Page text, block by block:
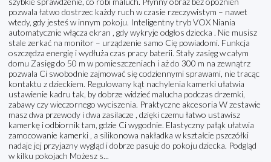
pozwala łatwo dostrzec każdy ruch w czasie rzeczywistym – nawet
wtedy, gdy jesteś w innym pokoju. Inteligentny tryb VOX Niania
automatycznie włącza ekran , gdy wykryje odgłos dziecka . Nie musisz
stale zerkać na monitor – urządzenie samo Cię powiadomi. Funkcja
oszczędza energię i wydłuża czas pracy baterii. Stały zasięg w całym
domu Zasięg do 50 m w pomieszczeniach i aż do 300 m na zewnątrz
pozwala Ci swobodnie zajmować się codziennymi sprawami, nie tracąc
kontaktu z dzieckiem. Regulowany kąt nachylenia kamerki ułatwia
ustawienie kadru tak, by dobrze widzieć malucha podczas drzemki,
zabawy czy wieczornego wyciszenia. Praktyczne akcesoria W zestawie
masz dwa przewody i dwa zasilacze , dzięki czemu łatwo ustawisz
kamerkę i odbiornik tam, gdzie Ci wygodnie. Elastyczny pałąk ułatwia
zamocowanie kamerki , a silikonowa nakładka w kształcie pszczółki
nadaje jej przyjazny wygląd i dobrze pasuje do pokoju dziecka. Podgląd
w kilku pokojach Możesz s...